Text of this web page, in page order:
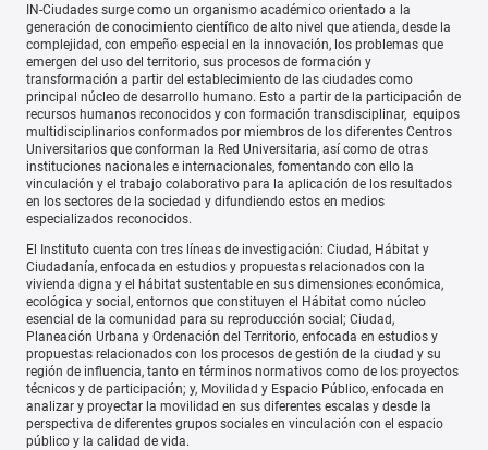
IN-Ciudades surge como un organismo académico orientado a la
generación de conocimiento científico de alto nivel que atienda, desde la
complejidad, con empeño especial en la innovación, los problemas que
emergen del uso del territorio, sus procesos de formación y
transformación a partir del establecimiento de las ciudades como
principal núcleo de desarrollo humano. Esto a partir de la participación de
recursos humanos reconocidos y con formación transdisciplinar, equipos
multidisciplinarios conformados por miembros de los diferentes Centros
Universitarios que conforman la Red Universitaria, así como de otras
instituciones nacionales e internacionales, fomentando con ello la
vinculación y el trabajo colaborativo para la aplicación de los resultados
en los sectores de la sociedad y difundiendo estos en medios
especializados reconocidos.
El Instituto cuenta con tres líneas de investigación: Ciudad, Hábitat y
Ciudadanía, enfocada en estudios y propuestas relacionados con la
vivienda digna y el hábitat sustentable en sus dimensiones económica,
ecológica y social, entornos que constituyen el Hábitat como núcleo
esencial de la comunidad para su reproducción social; Ciudad,
Planeación Urbana y Ordenación del Territorio, enfocada en estudios y
propuestas relacionados con los procesos de gestión de la ciudad y su
región de influencia, tanto en términos normativos como de los proyectos
técnicos y de participación; y, Movilidad y Espacio Público, enfocada en
analizar y proyectar la movilidad en sus diferentes escalas y desde la
perspectiva de diferentes grupos sociales en vinculación con el espacio
público y la calidad de vida.